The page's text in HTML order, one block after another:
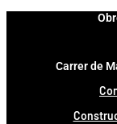
Carrer de